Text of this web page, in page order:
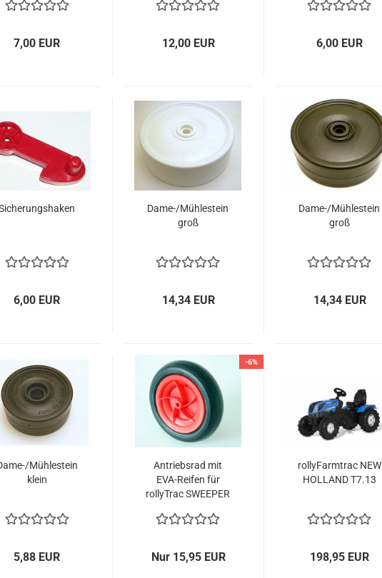
7,00 EUR 12,00 EUR 6,00 EUR
6,00 EUR
Dame-/Mühlestein
groß
14,34 EUR
Dame-/Mühlestein
groß
14,34 EUR
Mühlestein
klein
5,88 EUR
-6%
Antriebsrad mit
EVA-Reifen für
rollyTrac SWEEPER
Nur 15,95 EUR
rollyFarmtrac NEW
HOLLAND T7.13
198,95 EUR